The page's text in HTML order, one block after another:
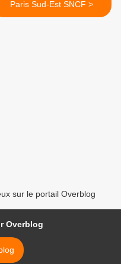
Paris Sud-Est SNCF >
sur le portail Overblog
Overblog